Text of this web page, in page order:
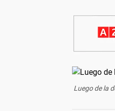
Luego de la